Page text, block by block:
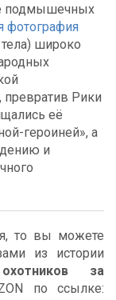
подмышечных
фотография
широко
Рики
её
героиней», а
и
то вы можете
из истории
за
по ссылке: